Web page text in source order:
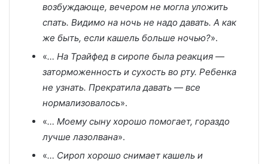
возбуждающе, вечером не могла уложить
спать. Видимо на ночь не надо давать. А как
же быть, если кашель больше ночью?».
«… На Трайфед в сиропе была реакция —
заторможенность и сухость во рту. Ребенка
не узнать. Прекратила давать — все
нормализовалось».
«… Моему сыну хорошо помогает, гораздо
лучше лазолвана».
«… Сироп хорошо снимает кашель и